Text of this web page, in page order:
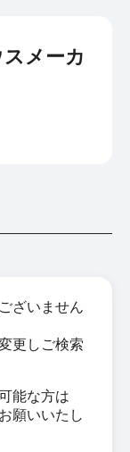
メーカ
ざいません
更しご検索
能な方は
願いいたし